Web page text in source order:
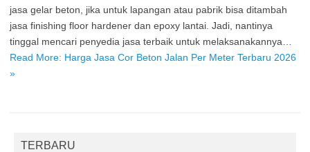
jasa gelar beton, jika untuk lapangan atau pabrik bisa ditambah
jasa finishing floor hardener dan epoxy lantai. Jadi, nantinya
tinggal mencari penyedia jasa terbaik untuk melaksanakannya…
Read More: Harga Jasa Cor Beton Jalan Per Meter Terbaru 2026
»
TERBARU